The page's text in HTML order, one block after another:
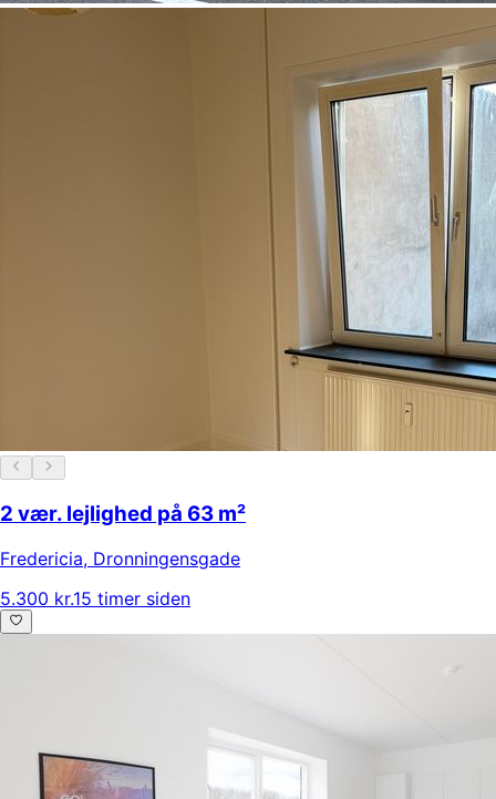
2 vær. lejlighed på 63 m²
Fredericia, Dronningensgade
5.300 kr.15 timer siden